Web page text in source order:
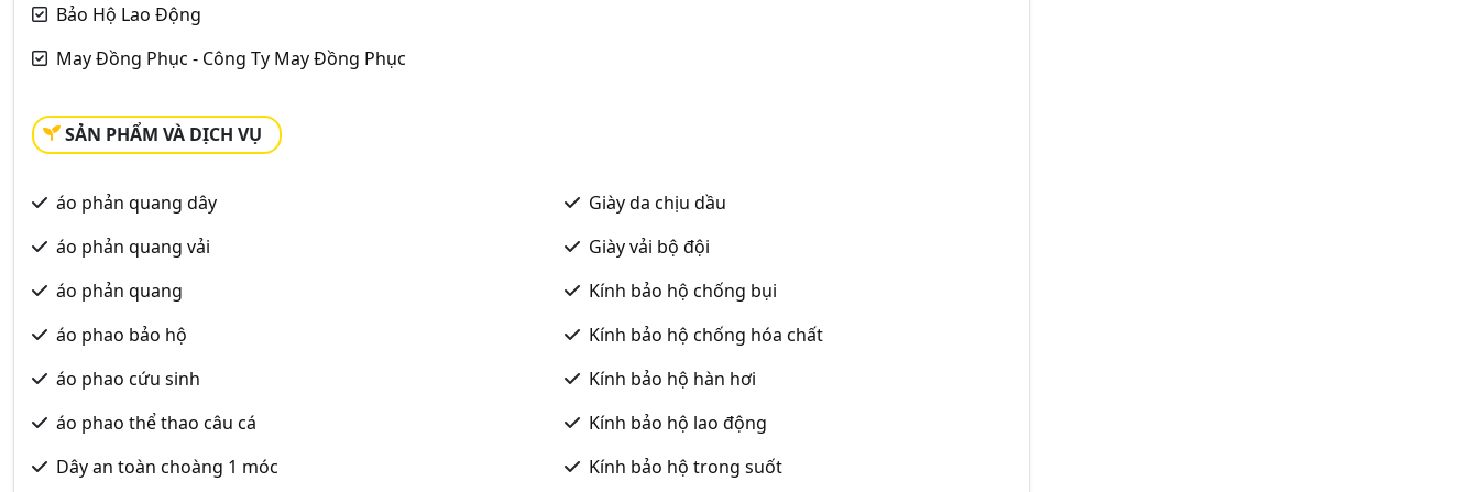
Bảo Hộ Lao Động
May Đồng Phục - Công Ty May Đồng Phục
SẢN PHẨM VÀ DỊCH VỤ
áo phản quang dây
áo phản quang vải
áo phản quang
áo phao bảo hộ
áo phao cứu sinh
áo phao thể thao câu cá
Dây an toàn choàng 1 móc
Giày da chịu dầu
Giày vải bộ đội
Kính bảo hộ chống bụi
Kính bảo hộ chống hóa chất
Kính bảo hộ hàn hơi
Kính bảo hộ lao động
Kính bảo hộ trong suốt